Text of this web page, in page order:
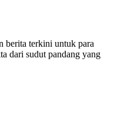
berita terkini untuk para
dari sudut pandang yang